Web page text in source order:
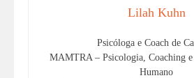
Lilah Kuhn
Psicóloga e Coach de
MAMTRA – Psicologia, Coaching
Humano